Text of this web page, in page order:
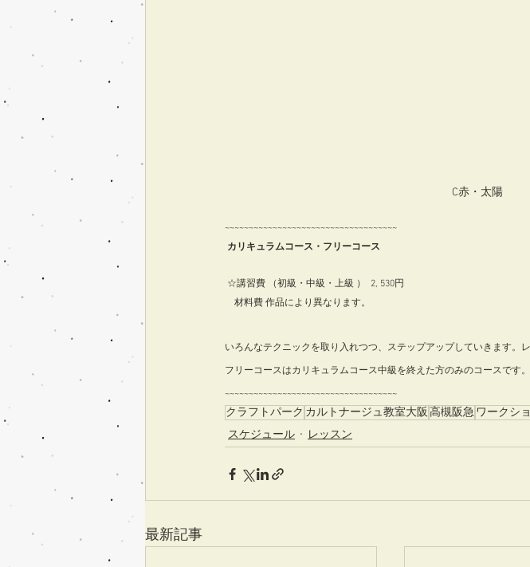
C赤・太陽　　
~~~~~~~~~~~~~~~~~~~~~~~~~~~~~~~~~~~~
カリキュラムコース・フリーコース
☆講習費 （初級・中級・上級 ）  2, 530円
材料費 作品により異なります。
いろんなテクニックを取り入れつつ、ステップアップしていきます。
フリーコースはカリキュラムコース中級を終えた方のみのコースです。
~~~~~~~~~~~~~~~~~~~~~~~~~~~~~~~~~~~~
クラフトパーク カルトナージュ教室大阪高槻阪急 ワークシ
スケジュール
レッスン
最新記事